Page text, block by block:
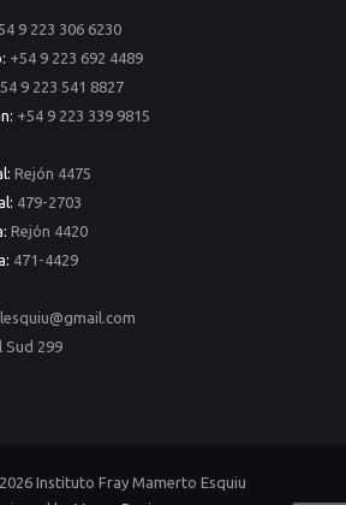
9 223 306 6230
+54 9 223 692 4489
9 223 541 8827
+54 9 223 339 9815
Rejón 4475
479-2703
Rejón 4420
471-4429
Sud 299
Instituto Fray Mamerto Esquiu